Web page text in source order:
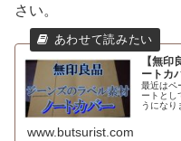
さい。
【無
ートカ
最近はペ
ートとし
うになり
www.butsurist.com